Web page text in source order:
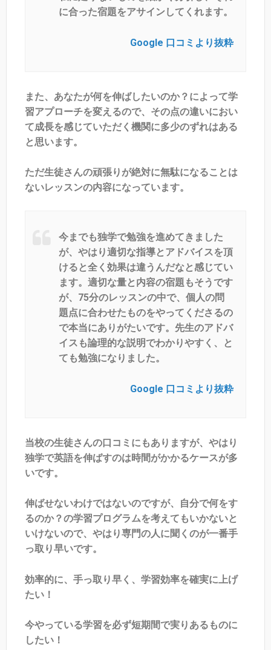
に合った宿題をアサインしてくれます。
Google 口コミより抜粋
また、あなたが何を伸ばしたいのか？によって学
習アプローチを変えるので、その点の違いにおい
て成長を感じていただく機関に多少のずれはある
と思います。
ただ生徒さんの頑張りが絶対に無駄になることは
ないレッスンの内容になっています。
今までも独学で勉強を進めてきました
が、やはり適切な指導とアドバイスを頂
けると全く効果は違うんだなと感じてい
ます。適切な量と内容の宿題もそうです
が、75分のレッスンの中で、個人の問
題点に合わせたものをやってくださるの
で本当にありがたいです。先生のアドバ
イスも論理的な説明でわかりやすく、と
ても勉強になりました。
Google 口コミより抜粋
当校の生徒さんの口コミにもありますが、やはり
独学で英語を伸ばすのは時間がかかるケースが多
いです。
伸ばせないわけではないのですが、自分で何をす
るのか？の学習プログラムを考えてもいかないと
いけないので、やはり専門の人に聞くのが一番手
っ取り早いです。
効率的に、手っ取り早く、学習効率を確実に上げ
たい！
今やっている学習を必ず短期間で実りあるものに
したい！